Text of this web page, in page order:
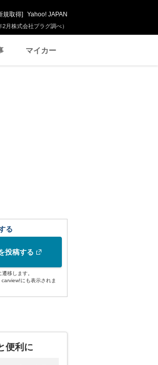
月株式会社プラグ調べ）
規取得] Yahoo! JAPAN
マイカー
る
投稿する
移します。
にも表示されま
便利に